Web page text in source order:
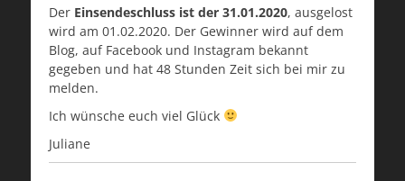
Der Einsendeschluss ist der 31.01.2020, ausgelost
wird am 01.02.2020. Der Gewinner wird auf dem
Blog, auf Facebook und Instagram bekannt
gegeben und hat 48 Stunden Zeit sich bei mir zu
melden.
Ich wünsche euch viel Glück
Juliane